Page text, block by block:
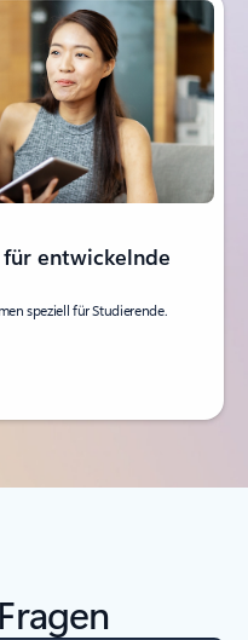
für entwickelnde
speziell für Studierende.